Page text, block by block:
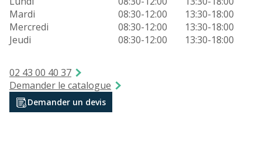
Mardi
08:30-12:00
13:30-18:00
Mercredi
08:30-12:00
13:30-18:00
Jeudi
08:30-12:00 13:30-18:00
02 43 00 40 37
Demander le catalogue
Demander un devis